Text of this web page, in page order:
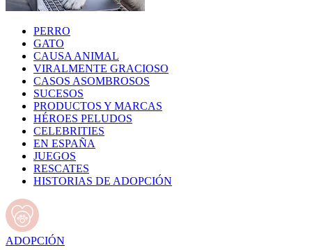
PERRO
GATO
CAUSA ANIMAL
VIRALMENTE GRACIOSO
CASOS ASOMBROSOS
SUCESOS
PRODUCTOS Y MARCAS
HÉROES PELUDOS
CELEBRITIES
EN ESPAÑA
JUEGOS
RESCATES
HISTORIAS DE ADOPCIÓN
ADOPCIÓN